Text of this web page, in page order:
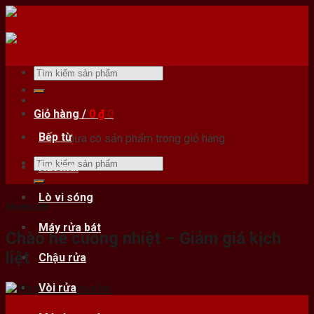
Skip
content
Bếp từ
Hút mùi
Lò vi sóng
Máy rửa bát
Chậu rửa
Vòi rửa
Tìm
kiếm:
Giỏ hàng / 0 ₫ 0
Chưa có sản phẩm trong giỏ hàng.
Tìm
kiếm:
Khuyến mãi
Chào hè cuồng nhiệt – Giảm giá kịch
liệt